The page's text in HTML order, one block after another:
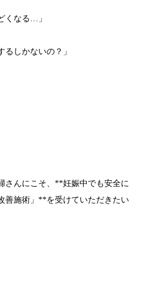
くなる…」
るしかないの？」
さんにこそ、**妊娠中でも安全に
善施術」**を受けていただきたい